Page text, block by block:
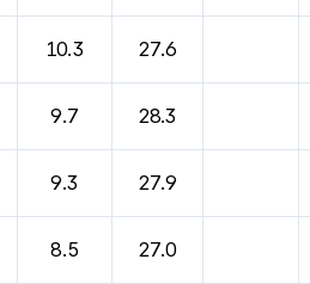
10.3 27.6
9.7 28.3
9.3 27.9
8.5 27.0